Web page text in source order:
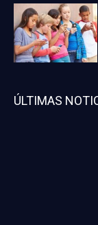
ÚLTIMAS